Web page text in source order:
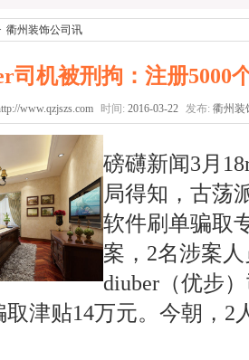
衢州装饰公司讯
司机被刑拘：注册5000
www.qzjszs.com 时间: 2016-03-22 发布: 衢州装
磅礴新闻3月
局得知，古荡
软件刷单骗取
案，2名涉案
diuber（优步
取津贴14万元。今朝，2